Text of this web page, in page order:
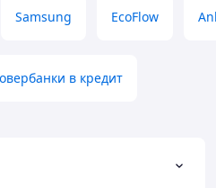
Samsung EcoFlow
в кредит